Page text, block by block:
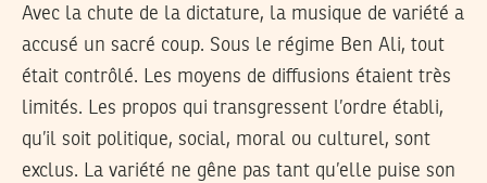
Avec la chute de la dictature, la musique de variété a
accusé un sacré coup. Sous le régime Ben Ali, tout
était contrôlé. Les moyens de diffusions étaient très
limités. Les propos qui transgressent l’ordre établi,
qu’il soit politique, social, moral ou culturel, sont
exclus. La variété ne gêne pas tant qu’elle puise son